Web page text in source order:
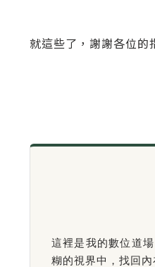
就這些了，謝謝各位的
這裡是我的數位道
糊的視界中，找回內